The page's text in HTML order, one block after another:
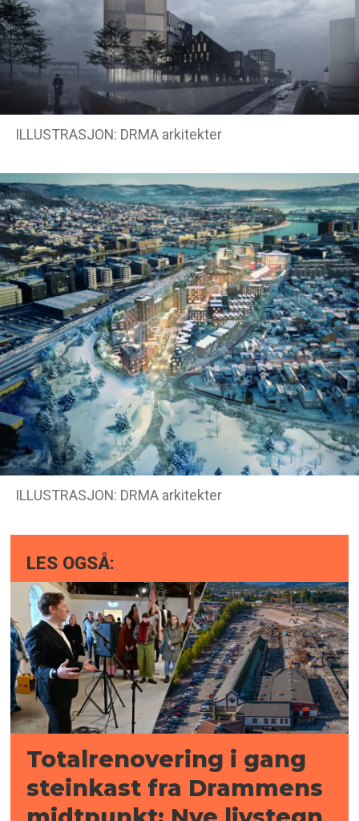
ILLUSTRASJON: DRMA arkitekter
ILLUSTRASJON: DRMA arkitekter
LES OGSÅ:
Totalrenovering i gang
steinkast fra Drammens